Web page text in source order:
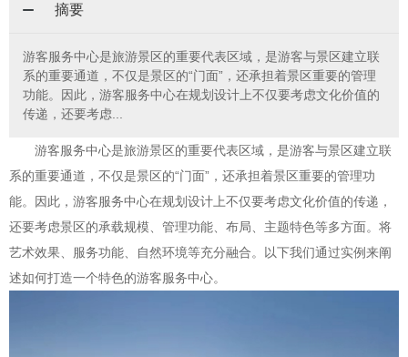
摘要
游客服务中心是旅游景区的重要代表区域，是游客与景区建立联
系的重要通道，不仅是景区的“门面”，还承担着景区重要的管理
功能。因此，游客服务中心在规划设计上不仅要考虑文化价值的
传递，还要考虑...
游客服务中心是旅游景区的重要代表区域，是游客与景区建立联
系的重要通道，不仅是景区的“门面”，还承担着景区重要的管理功
能。因此，游客服务中心在规划设计上不仅要考虑文化价值的传递，
还要考虑景区的承载规模、管理功能、布局、主题特色等多方面。将
艺术效果、服务功能、自然环境等充分融合。以下我们通过实例来阐
述如何打造一个特色的游客服务中心。